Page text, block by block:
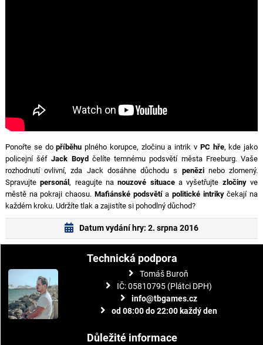
Ponořte se dopříběhu plného korupce, zločinu a intrik v PC hře, kde jako
policejní šéfJack Boydčelíte temnému podsvětí města Freeburg. Vaše
rozhodnutí ovlivní, zda Jack dosáhne důchodu s penězinebo zlomený.
Spravujtepersonál, reagujte nanouzové situacea vyšetřujte zločinyve
městě na pokraji chaosu. Mafiánské podsvětía politické intrikyčekají na
každém kroku. Udržíte tlak a zajistíte si pohodlný důchod?
Datum vydání hry: 2. srpna 2016
Technická podpora
Tomáš Buroň
IČ: 05810795 (Plátci DPH)
info@tbgames.cz
od 08:00 do 22:00 každý den
Důležité informace